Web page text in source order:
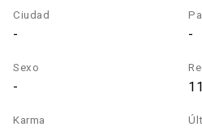
Ciudad
- -
Sexo
-
Karma